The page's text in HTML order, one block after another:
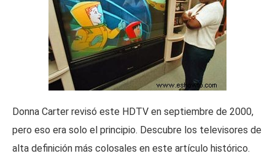
Donna Carter revisó este HDTV en septiembre de 2000,
pero eso era solo el principio. Descubre los televisores de
alta definición más colosales en este artículo histórico.